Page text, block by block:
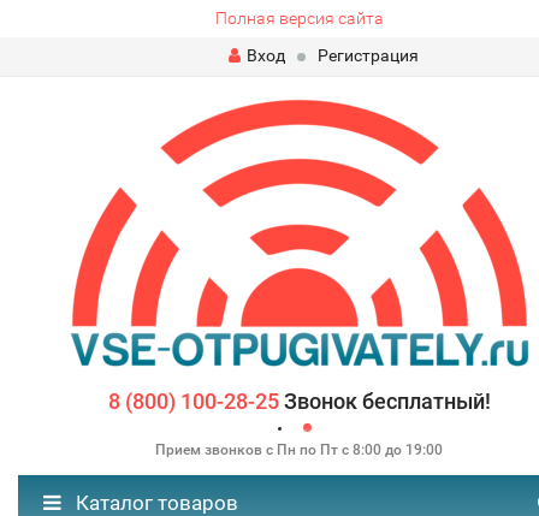
Полная версия сайта
Вход
Регистрация
8 (800) 100-28-25Звонок бесплатный!
Прием звонков с Пн по Пт с 8:00 до 19:00
Каталог товаров